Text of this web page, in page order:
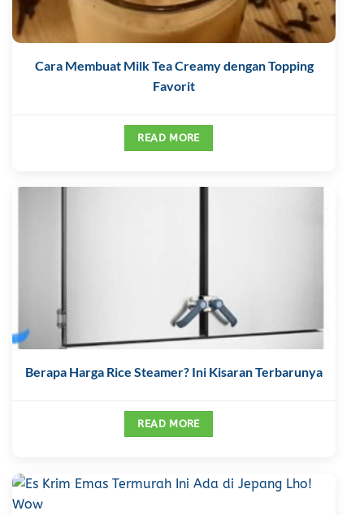
Cara Membuat Milk Tea Creamy dengan Topping
Favorit
READ MORE
Berapa Harga Rice Steamer? Ini Kisaran Terbarunya
READ MORE